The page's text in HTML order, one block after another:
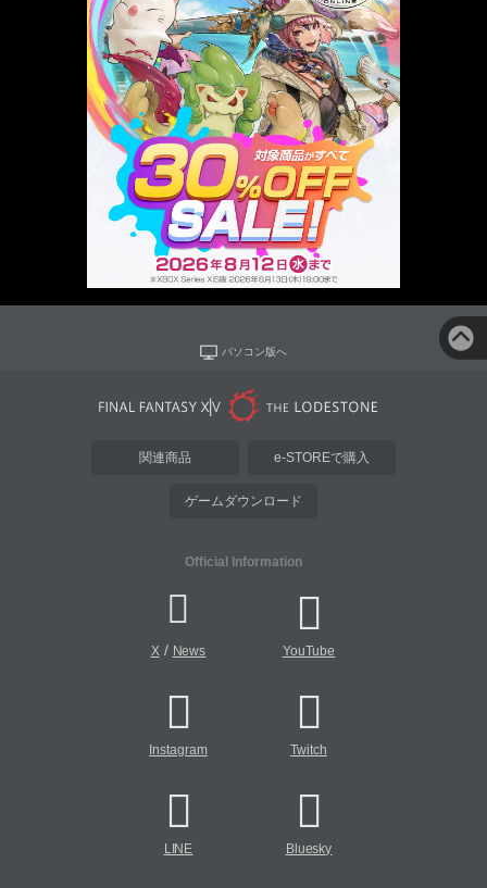
パソコン版へ
関連商品 e-STOREで購入
ゲームダウンロード
Official Information
X/ News YouTube
Instagram Twitch
LINE Bluesky